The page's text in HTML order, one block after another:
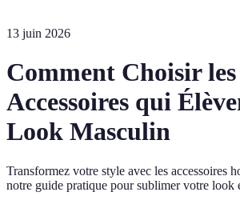
13 juin 2026
Comment Choisir les
Accessoires qui
Look Masculin
Transformez votre style avec les accessoires
notre guide pratique pour sublimer votre look